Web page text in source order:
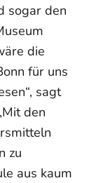
sogar den
die
für uns
sagt
den
zu
aus kaum